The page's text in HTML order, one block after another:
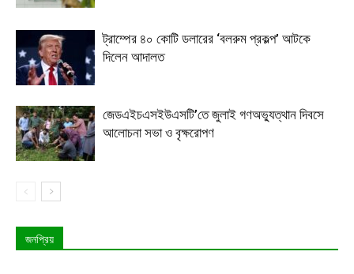
ট্রাম্পের ৪০ কোটি ডলারের ‘বলরুম প্রকল্প’ আটকে
দিলেন আদালত
জেডএইচএসইউএসটি’তে জুলাই গণঅভ্যুত্থান দিবসে
আলোচনা সভা ও বৃক্ষরোপণ
জনপ্রিয়